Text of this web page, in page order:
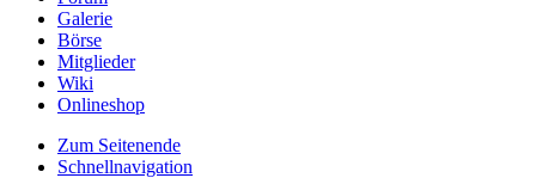
Galerie
Börse
Mitglieder
Wiki
Onlineshop
Zum Seitenende
Schnellnavigation